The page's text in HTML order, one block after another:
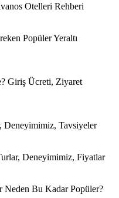
Otelleri Rehberi
Popüler Yeraltı
Giriş Ücreti, Ziyaret
Tavsiyeler
Deneyimimiz, Fiyatlar
Neden Bu Kadar Popüler?